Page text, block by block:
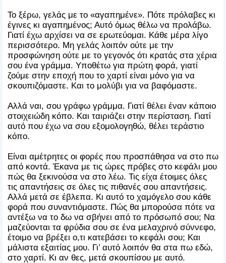
Το ξέρω, γελάς με το «αγαπημένε». Πότε πρόλαβες κι
έγινες κι αγαπημένος; Αυτό όμως θέλω να προλάβω.
Γιατί έχω αρχίσει να σε ερωτεύομαι. Κάθε μέρα λίγο
περισσότερο. Μη γελάς λοιπόν ούτε με την
προσφώνηση ούτε με το γεγονός ότι κρατάς στα χέρια
σου ένα γράμμα. Υποθέτω για πρώτη φορά, γιατί
ζούμε στην εποχή που το χαρτί είναι μόνο για να
σκουπιζόμαστε. Και το μολύβι για να βαφόμαστε.
Αλλά ναι, σου γράφω γράμμα. Γιατί θέλει έναν κάποιο
στοιχειώδη κόπο. Και ταιριάζει στην περίσταση. Γιατί
αυτό που έχω να σου εξομολογηθώ, θέλει τεράστιο
κόπο.
Είναι αμέτρητες οι φορές που προσπάθησα να στο πω
από κοντά. Έκανα με τις ώρες πρόβες στο κεφάλι μου
πώς θα ξεκινούσα να στο λέω. Τις είχα έτοιμες όλες
τις απαντήσεις σε όλες τις πιθανές σου απαντήσεις.
Αλλά μετά σε έβλεπα. Κι αυτό το χαμόγελο σου κάθε
φορά που συναντιόμαστε. Πώς θα μπορούσα πότε να
αντέξω να το δω να σβήνει από το πρόσωπό σου; Να
μαζεύονται τα φρύδια σου σε ένα μελαχρινό σύννεφο,
έτοιμο να βρέξει ο,τι κατεβάσει το κεφάλι σου; Και
μάλιστα εξαιτίας μου. Γι’ αυτό λοιπόν θα στα πω εδώ,
στο χαρτί. Κι αν θες, μετά σκουπίσου με αυτό.